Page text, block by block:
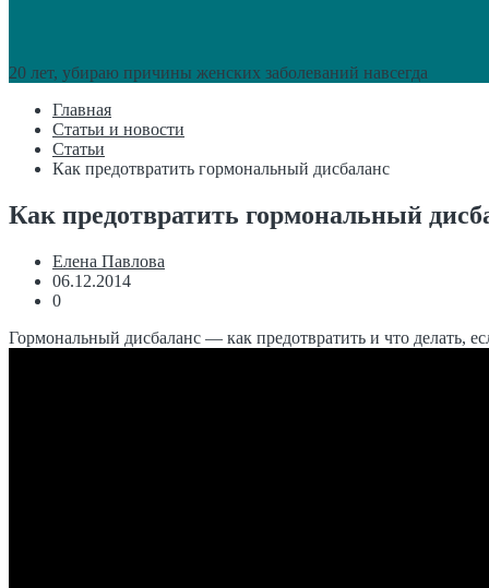
20 лет, убираю причины женских заболеваний навсегда
Главная
Статьи и новости
Статьи
Как предотвратить гормональный дисбаланс
Как предотвратить гормональный
Елена Павлова
06.12.2014
0
Гормональный дисбаланс — как предотвратить и что делать,